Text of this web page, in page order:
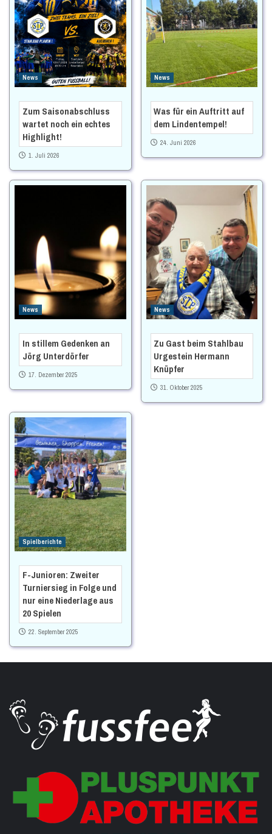
News
Zum Saisonabschluss
wartet noch ein echtes
Highlight!
1. Juli 2026
News
Was für ein Auftritt auf
dem Lindentempel!
24. Juni 2026
News
In stillem Gedenken an
Jörg Unterdörfer
17. Dezember 2025
News
Zu Gast beim Stahlbau
Urgestein Hermann
Knüpfer
31. Oktober 2025
Spielberichte
F-Junioren: Zweiter
Turniersieg in Folge und
nur eine Niederlage aus
20 Spielen
22. September 2025